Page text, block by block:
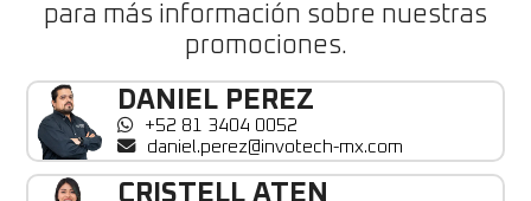
para más información sobre nuestras
promociones.
DANIEL PEREZ
+52 81 3404 0052
daniel.perez@invotech-mx.com
CRISTELL ATEN